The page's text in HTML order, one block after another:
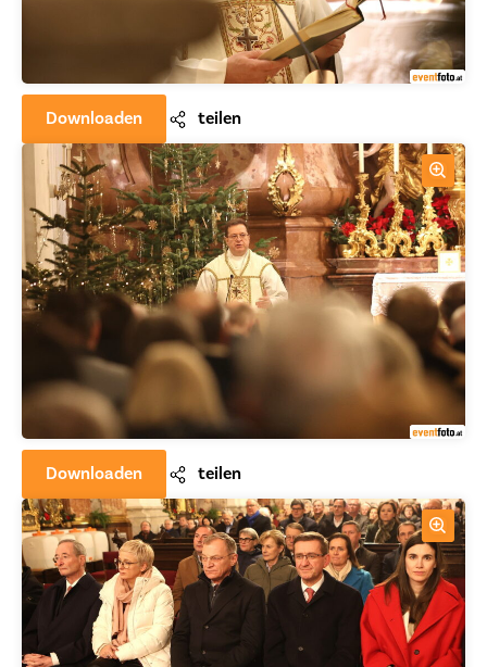
Downloaden teilen
Downloaden teilen